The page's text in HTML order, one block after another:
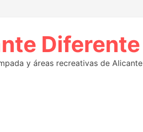
Diferente
y áreas recreativas de Alicante